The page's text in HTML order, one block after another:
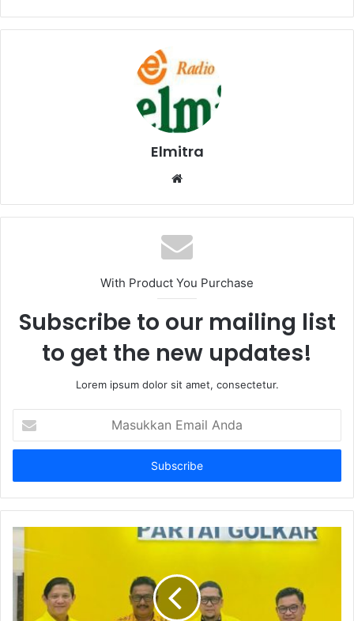
Elmitra
Website
With Product You Purchase
Subscribe to our mailing list
to get the new updates!
Lorem ipsum dolor sit amet, consectetur.
Email
Anda